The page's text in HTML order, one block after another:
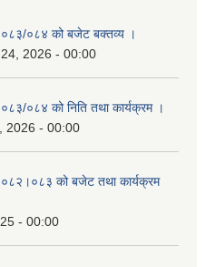
२०८३/०८४ को बजेट बक्तव्य ।
2026 - 00:00
०८४ को निति तथा कार्यक्रम ।
2026 - 00:00
को बजेट तथा कार्यक्रम
- 00:00